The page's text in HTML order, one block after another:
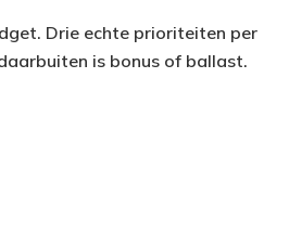
Drie echte prioriteiten per
is bonus of ballast.